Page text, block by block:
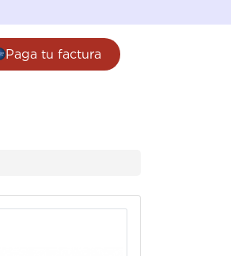
Paga tu factura